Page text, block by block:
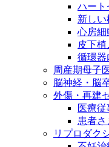
ハー
新しい
心房細
皮下植
循環
周産期母子
脳神経・脳
外傷・再建
医療
患者さ
リプロダク